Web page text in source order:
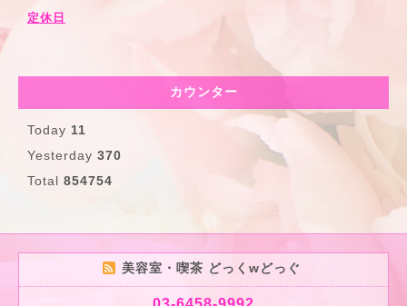
定休日
カウンター
Today 11
Yesterday 370
Total 854754
美容室・喫茶 どっくwどっぐ